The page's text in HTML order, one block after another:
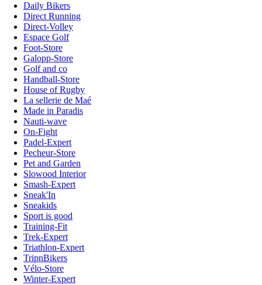
Daily Bikers
Direct Running
Direct-Volley
Espace Golf
Foot-Store
Galopp-Store
Golf and co
Handball-Store
House of Rugby
La sellerie de Maé
Made in Paradis
Nauti-wave
On-Fight
Padel-Expert
Pecheur-Store
Pet and Garden
Slowood Interior
Smash-Expert
Sneak'In
Sneakids
Sport is good
Training-Fit
Trek-Expert
Triathlon-Expert
TripnBikers
Vélo-Store
Winter-Expert